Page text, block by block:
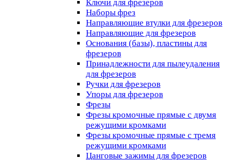
Ключи для фрезеров
Наборы фрез
Направляющие втулки для фрезеров
Направляющие для фрезеров
Основания (базы), пластины для
фрезеров
Принадлежности для пылеудаления
для фрезеров
Ручки для фрезеров
Упоры для фрезеров
Фрезы
Фрезы кромочные прямые с двумя
режущими кромками
Фрезы кромочные прямые с тремя
режущими кромками
Цанговые зажимы для фрезеров